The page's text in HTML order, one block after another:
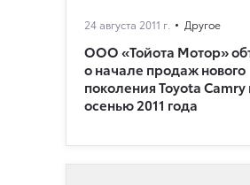
24 августа 2011 г. Другое
ООО «Тойота Мотор»
о начале продаж нового
поколения Toyota Camry
осенью 2011 года